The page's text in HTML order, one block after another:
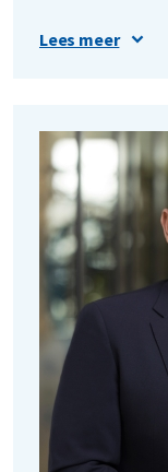
Daarnaast
Hogeschool
Universiteit.
gecombineerd
ervaring in
bijzonder
Renewi te
Lees meer